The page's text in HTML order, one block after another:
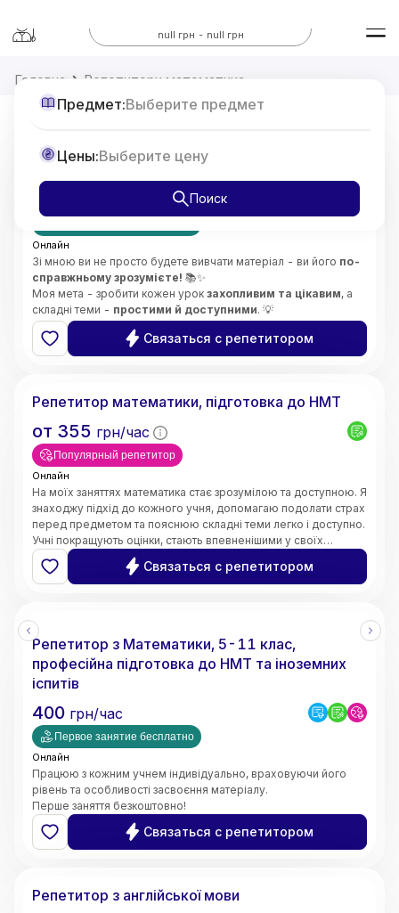
null грн - null грн
Предмет:Выберите предмет
Цены:Выберите цену
Поиск
Головна Репетитори математика
Репетитор з Математики 7-11 класи,
Онлайн
Зі мною ви не просто будете вивчати матеріал - ви його по-
справжньому зрозумієте! 📚✨
Моя мета - зробити кожен урок захопливим та цікавим, а
складні теми - простими й доступними. 💡
Особливу увагу приділяю
концепцій
і розвиткулогічного мислення. 🧠🔍
Викладаюбез стресу, підтримую та мотивую учнів,
Связаться с репетитором
Репетитор математики, підготовка до НМТ
от 355 грн/час
Популярный репетитор
Онлайн
На моїх заняттях математика стає зрозумілою та доступною. Я
знаходжу підхід до кожного учня, допомагаю подолати страх
перед предметом та пояснюю складні теми легко і доступно.
Учні покращують оцінки, стають впевненішими у своїх
знаннях і починають розуміти математику, а не просто
заучувати.
Связаться с репетитором
Репетитор з Математики, 5-11 клас,
професійна підготовка до НМТ та іноземних
іспитів
400 грн/час
Первое занятие бесплатно
Онлайн
Працюю з кожним учнем індивідуально, враховуючи його
рівень та особливості засвоєння матеріалу.
Перше заняття безкоштовно!
Связаться с репетитором
Репетитор з англійської мови